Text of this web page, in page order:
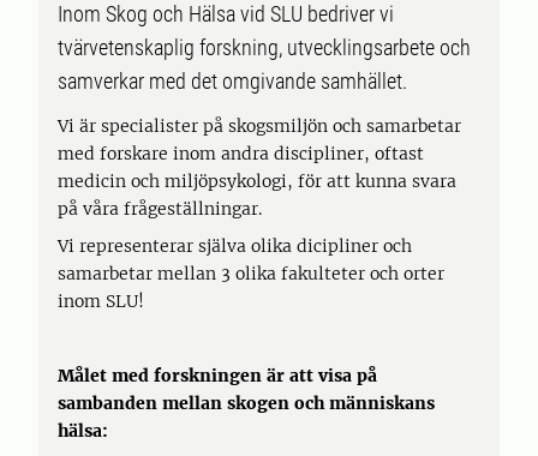
Inom Skog och Hälsa vid SLU bedriver vi
tvärvetenskaplig forskning, utvecklingsarbete och
samverkar med det omgivande samhället.
Vi är specialister på skogsmiljön och samarbetar
med forskare inom andra discipliner, oftast
medicin och miljöpsykologi, för att kunna svara
på våra frågeställningar.
Vi representerar själva olika dicipliner och
samarbetar mellan 3 olika fakulteter och orter
inom SLU!
Målet med forskningen är att visa på
sambanden mellan skogen och människans
hälsa: